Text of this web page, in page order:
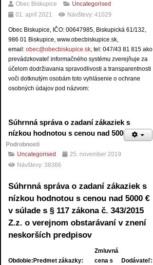
Obec Biskupice
Uncategorised
01. apríl 2021
Návštevy: 41029
Obec Biskupice, IČO: 00647985, Biskupická 61/132,
986 01 Biskupice, www.obecbiskupice.sk,
email: obec@obecbiskupice.sk, tel: 047/43 81 815 ako
prevádzkovateľ informačného systému zverejňuje za
účelom dodržiavania spravodlivosti a transparentnosti
voči dotknutým osobám toto vyhlásenie o ochrane
osobných údajov pod názvom:
Súhrnná správa o zadaní zákaziek s
nízkou hodnotou s cenou nad 5000 €
Podrobnosti
Uncategorised
25. november 2019
Návštevy: 38366
Súhrnná správa o zadaní zákaziek s
nízkou hodnotou s cenou nad 5000 €
v súlade s § 117 zákona č. 343/2015
Z.z. o verejnom obstarávaní v znení
neskorších predpisov
Obdobie: Predmet zákazky:
Zmluvná
cena s
Dodávateľ: